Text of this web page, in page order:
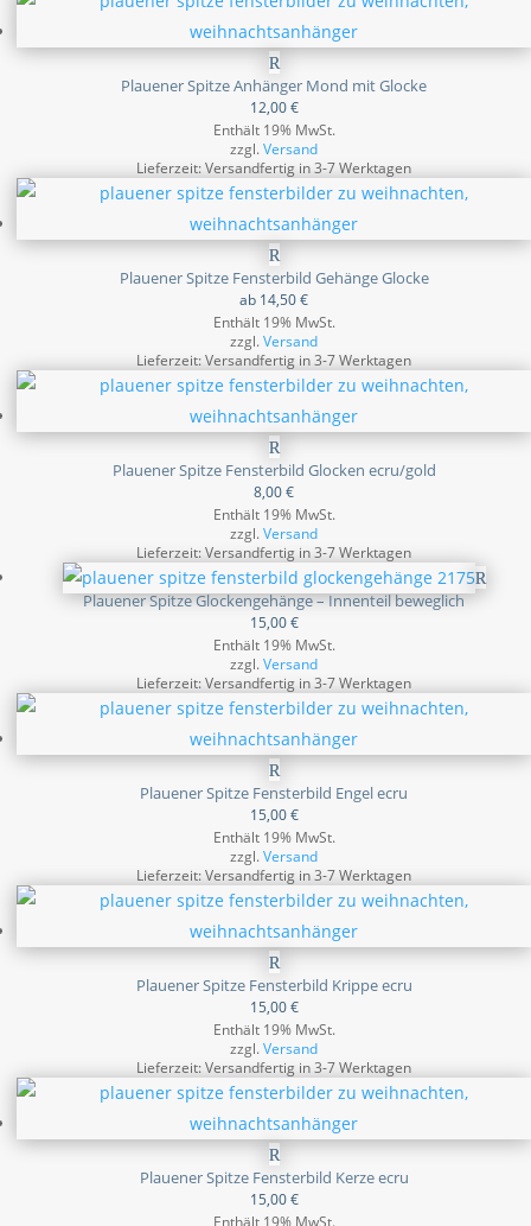
Plauener Spitze Anhänger Mond mit Glocke
12,00€
Enthält 19% MwSt.
zzgl.Versand
Lieferzeit: Versandfertig in 3-7 Werktagen
Plauener Spitze Fensterbild Gehänge Glocke
ab 14,50€
Enthält 19% MwSt.
zzgl.Versand
Lieferzeit: Versandfertig in 3-7 Werktagen
Plauener Spitze Fensterbild Glocken ecru/gold
8,00€
Enthält 19% MwSt.
zzgl.Versand
Lieferzeit: Versandfertig in 3-7 Werktagen
Plauener Spitze Glockengehänge – Innenteil beweglich
15,00€
Enthält 19% MwSt.
zzgl.Versand
Lieferzeit: Versandfertig in 3-7 Werktagen
Plauener Spitze Fensterbild Engel ecru
15,00€
Enthält 19% MwSt.
zzgl.Versand
Lieferzeit: Versandfertig in 3-7 Werktagen
Plauener Spitze Fensterbild Krippe ecru
15,00€
Enthält 19% MwSt.
zzgl.Versand
Lieferzeit: Versandfertig in 3-7 Werktagen
Plauener Spitze Fensterbild Kerze ecru
15,00€
Enthält 19% MwSt.